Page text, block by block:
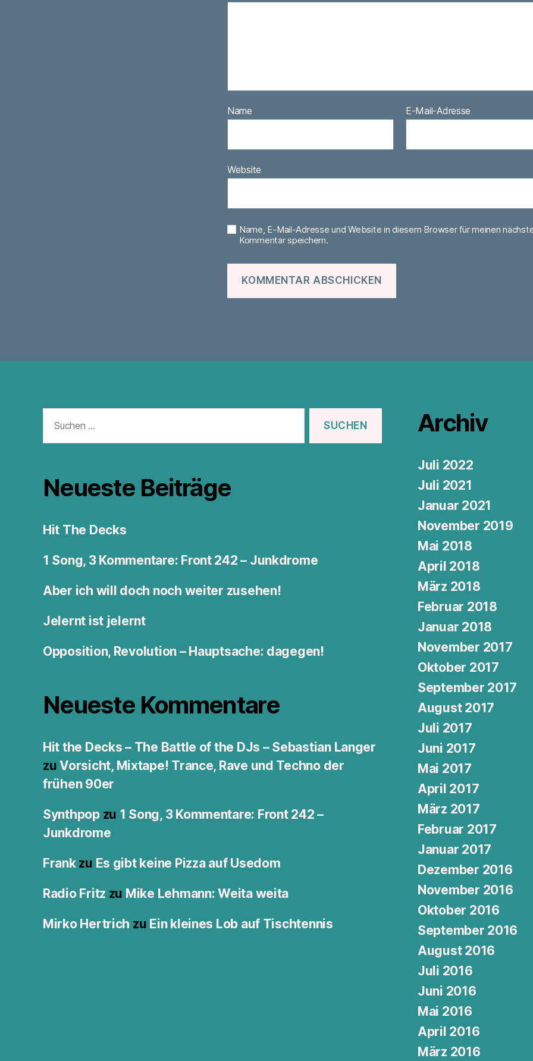
Name E-Mail-Adresse
Website
Name, E-Mail-Adresse und Website in diesem Browser für meinen
Kommentar speichern.
nach:
Neueste Beiträge
Hit The Decks
1 Song, 3 Kommentare: Front 242 – Junkdrome
Aber ich will doch noch weiter zusehen!
Jelernt ist jelernt
Opposition, Revolution – Hauptsache: dagegen!
Neueste Kommentare
Hit the Decks – The Battle of the DJs – Sebastian Langer
zuVorsicht, Mixtape! Trance, Rave und Techno der
frühen 90er
Synthpopzu 1 Song, 3 Kommentare: Front 242 –
Junkdrome
Frankzu Es gibt keine Pizza auf Usedom
Radio Fritz zu Mike Lehmann: Weita weita
Mirko Hertrich zu Ein kleines Lob auf Tischtennis
Archiv
Juli 2022
Juli 2021
Januar 2021
November 2019
Mai 2018
April 2018
März 2018
Februar 2018
Januar 2018
November 2017
Oktober 2017
September 2017
August 2017
Juli 2017
Juni 2017
Mai 2017
April 2017
März 2017
Februar 2017
Januar 2017
Dezember 2016
November 2016
Oktober 2016
September 2016
August 2016
Juli 2016
Juni 2016
Mai 2016
April 2016
März 2016